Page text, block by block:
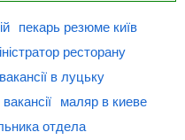
пекарь резюме київ
ресторану
вакансії в луцьку
маляр в киеве
отдела